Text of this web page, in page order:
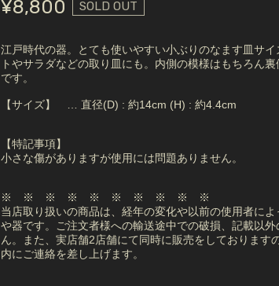
¥8,800 SOLD OUT
江戸時代の器。とても使いやすい小ぶりのなます皿サ
トやサラダなどの取り皿にも。内側の模様はもちろん
です。
【サイズ】 … 直径(D) : 約14cm (H) : 約4.4cm
【特記事項】
小さな傷がありますが使用には問題ありません。
※ ※ ※ ※ ※ ※ ※ ※ ※ ※
当店取り扱いの商品は、経年の変化や以前の使用者に
や器です。ご注文者様への輸送途中での破損、記載以
ん。また、実店舗2店舗にて同時に販売をしておりま
内にご連絡を差し上げます。